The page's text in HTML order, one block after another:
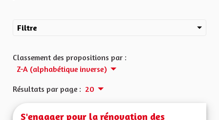
Filtre
Classement des propositions par :
Z-A (alphabétique inverse)
Résultats par page : 20
S'engager pour la rénovation des